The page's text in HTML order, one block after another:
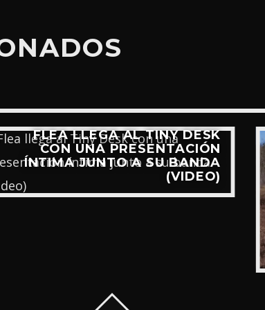
FLEA LLEGA AL TINY DESK
CON UNA PRESENTACIÓN
ÍNTIMA JUNTO A SU BANDA
(VIDEO)